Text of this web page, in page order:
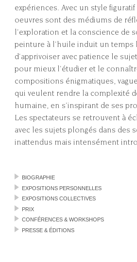
expériences. Avec un style
oeuvres sont des médiums de
l'exploration et la conscience de
peinture à l'huile induit un temps
d'apprivoiser avec patience le
pour mieux l'étudier et le
compositions énigmatiques,
qui veulent rendre la complexité
humaine, en s'inspirant de ses
Les spectateurs se retrouvent à
avec les sujets plongés dans des
inattendus mais intensément
BIOGRAPHIE
EXPOSITIONS PERSONNELLES
EXPOSITIONS COLLECTIVES
PRIX
CONFÉRENCES & WORKSHOPS
PRESSE & ÉDITIONS